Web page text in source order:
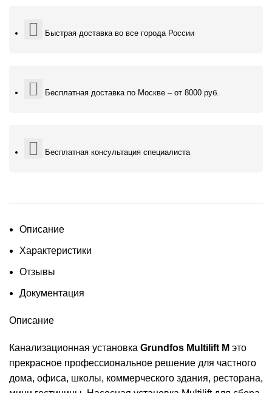
Быстрая доставка во все города России
Бесплатная доставка по Москве – от 8000 руб.
Бесплатная консультация специалиста
Описание
Характеристики
Отзывы
Документация
Описание
Канализационная установка Grundfos Multilift M это
прекрасное профессиональное решение для частного
дома, офиса, школы, коммерческого здания, ресторана,